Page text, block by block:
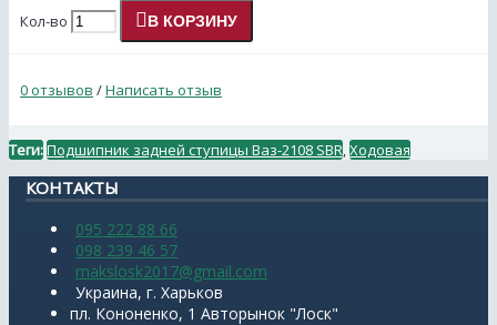
Кол-во В КОРЗИНУ
0 отзывов /Написать отзыв
Теги:Подшипник задней ступицы Ваз-2108 SBR Ходовая
КОНТАКТЫ
095 222 88 66
098 239 46 57
makslosk2017@gmail.com
Украина, г. Харьков
пл. Кононенко, 1 Авторынок "Лоск"